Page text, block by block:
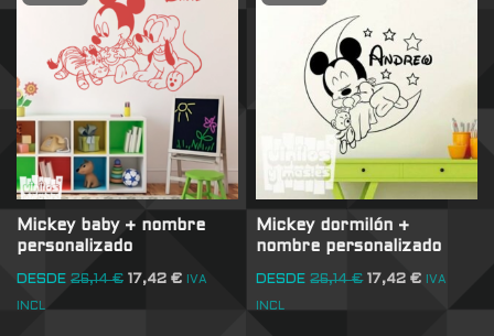
Mickey baby + nombre
personalizado
DESDE 26,14€ 17,42 € IVA
INCL
Mickey dormilón +
nombre personalizado
DESDE 26,14€ 17,42€ IVA
INCL